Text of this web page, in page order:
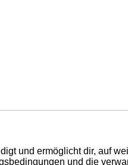
und ermöglicht dir, auf
und die